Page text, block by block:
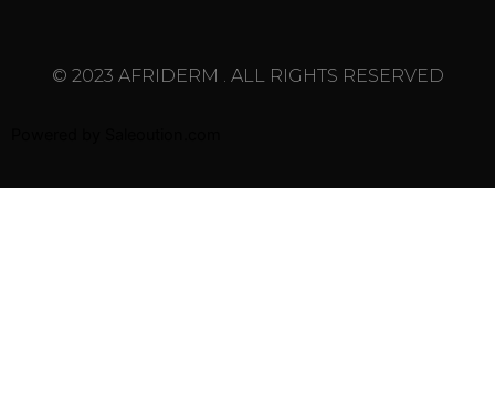
© 2023 AFRIDERM . ALL RIGHTS RESERVED